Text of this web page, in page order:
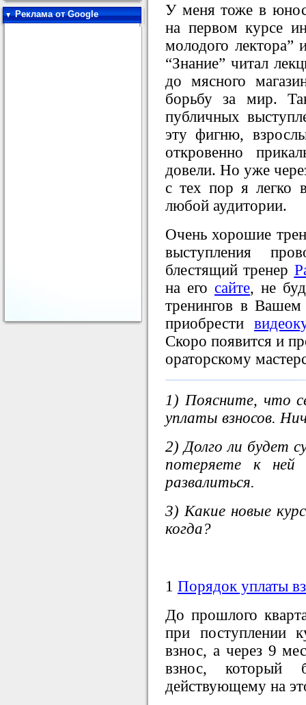
Реклама от Google
У меня тоже в
на первом курсе
молодого лектора”
“Знание” читал
до мясного
борьбу за мир.
публичных
эту фигню,
откровенно
довели. Но уже
с тех пор я легко
любой аудитории.
Очень хорошие
выступления
блестящий тренер
на его сайте, не
тренингов в
приобрести
Скоро появится и
ораторскому
1) Поясните, что
уплаты взносов.
2) Долго ли будет
потеряете к ней
развалиться.
3) Какие новые
когда?
1 Порядок уплаты
До прошлого
при поступлении
взнос, а через 9
взнос, который
действующему на